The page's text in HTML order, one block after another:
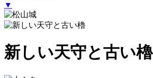
▼
新しい天守と古い櫓